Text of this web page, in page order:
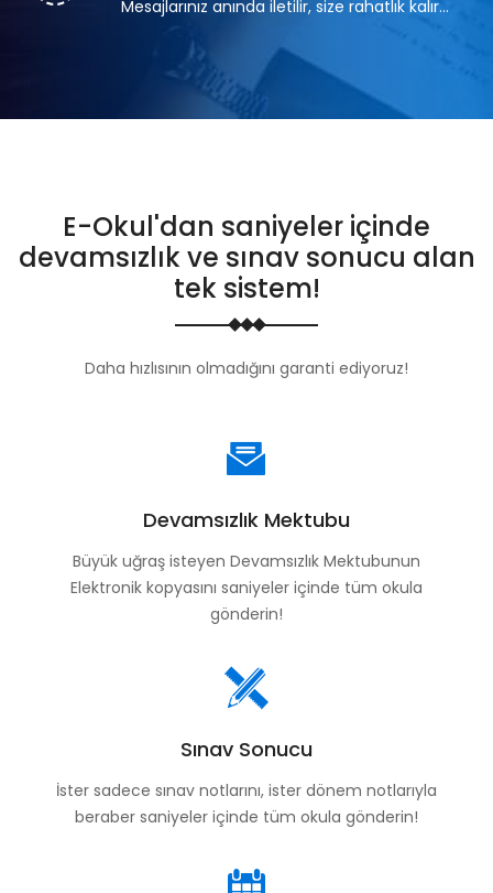
Mesajlarınız anında iletilir, size rahatlık kalır...
E-Okul'dan saniyeler içinde
devamsızlık ve sınav sonucu alan
tek sistem!
Daha hızlısının olmadığını garanti ediyoruz!
Devamsızlık Mektubu
Büyük uğraş isteyen Devamsızlık Mektubunun
Elektronik kopyasını saniyeler içinde tüm okula
gönderin!
Sınav Sonucu
İster sadece sınav notlarını, ister dönem notlarıyla
beraber saniyeler içinde tüm okula gönderin!